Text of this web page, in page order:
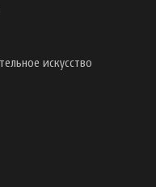
искусство